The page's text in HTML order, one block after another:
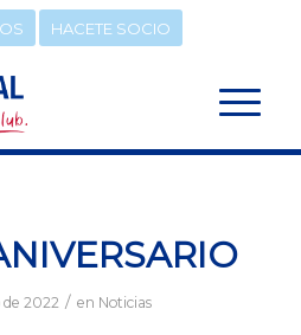
HACETE SOCIO
de 2022 / en Noticias